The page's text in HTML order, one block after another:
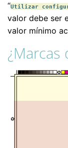
“Utilizar
valor debe ser
valor mínimo
¿Marcas